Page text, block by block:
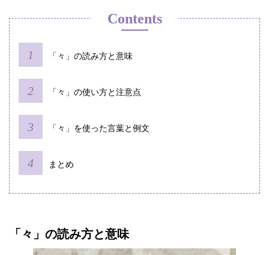
Contents
「々」の読み方と意味
「々」の使い方と注意点
「々」を使った言葉と例文
まとめ
「々」の読み方と意味